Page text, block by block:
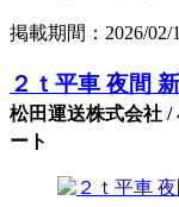
掲載期間：2026/02/
２ｔ平車 夜間
松田運送株式会社
ート